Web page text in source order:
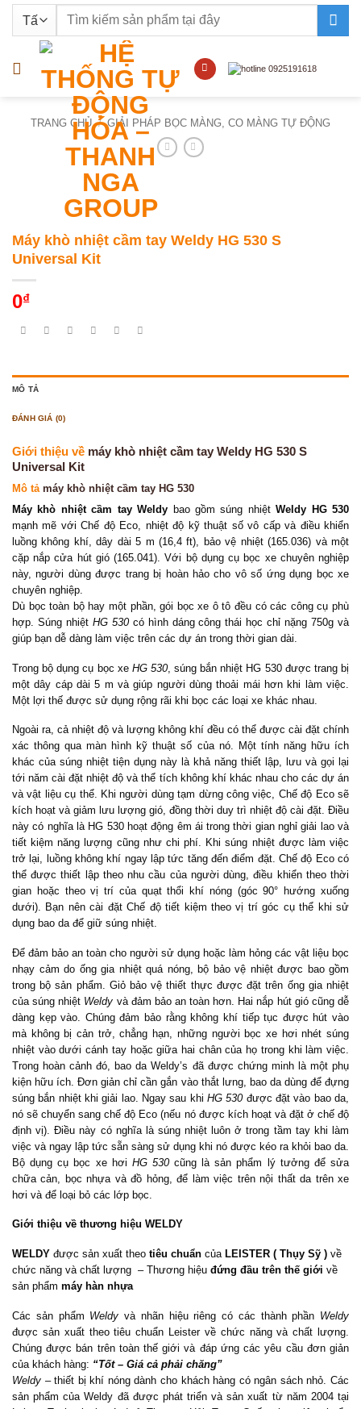
nội
Tìm
TRANG CHỦ / GIẢI PHÁP BỌC MÀNG, CO MÀNG TỰ ĐỘNG
Máy khò nhiệt cầm tay Weldy HG 530 S
Universal Kit
0₫
MÔ TẢ
ĐÁNH GIÁ (0)
Giới thiệu về máy khò nhiệt cầm tay Weldy HG 530 S
Universal Kit
Mô tả máy khò nhiệt cầm tay HG 530
Máy khò nhiệt cầm tay Weldy bao gồm súng nhiệtWeldy HG 530
mạnh mẽ với Chế độ Eco, nhiệt độ kỹ thuật số vô cấp và điều khiển
luồng không khí, dây dài 5 m (16,4 ft), bảo vệ nhiệt (165.036) và một
cặp nắp cửa hút gió (165.041). Với bộ dụng cụ bọc xe chuyên nghiệp
này, người dùng được trang bị hoàn hảo cho vô số ứng dụng bọc xe
chuyên nghiệp.
Dù bọc toàn bộ hay một phần, gói bọc xe ô tô đều có các công cụ phù
hợp. Súng nhiệt HG 530có hình dáng công thái học chỉ nặng 750g và
giúp bạn dễ dàng làm việc trên các dự án trong thời gian dài.
Trong bộ dụng cụ bọc xe HG 530, súng bắn nhiệt HG 530 được trang bị
một dây cáp dài 5 m và giúp người dùng thoải mái hơn khi làm việc.
Một lợi thế được sử dụng rộng rãi khi bọc các loại xe khác nhau.
Ngoài ra, cả nhiệt độ và lượng không khí đều có thể được cài đặt chính
xác thông qua màn hình kỹ thuật số của nó. Một tính năng hữu ích
khác của súng nhiệt tiện dụng này là khả năng thiết lập, lưu và gọi lại
tới năm cài đặt nhiệt độ và thể tích không khí khác nhau cho các dự án
và vật liệu cụ thể. Khi người dùng tạm dừng công việc, Chế độ Eco sẽ
kích hoạt và giảm lưu lượng gió, đồng thời duy trì nhiệt độ cài đặt. Điều
này có nghĩa là HG 530 hoạt động êm ái trong thời gian nghỉ giải lao và
tiết kiệm năng lượng cũng như chi phí. Khi súng nhiệt được làm việc
trở lại, luồng không khí ngay lập tức tăng đến điểm đặt. Chế độ Eco có
thể được thiết lập theo nhu cầu của người dùng, điều khiển theo thời
gian hoặc theo vị trí của quạt thổi khí nóng (góc 90° hướng xuống
dưới). Bạn nên cài đặt Chế độ tiết kiệm theo vị trí góc cụ thể khi sử
dụng bao da để giữ súng nhiệt.
Để đảm bảo an toàn cho người sử dụng hoặc làm hỏng các vật liệu bọc
nhạy cảm do ống gia nhiệt quá nóng, bộ bảo vệ nhiệt được bao gồm
trong bộ sản phẩm. Giỏ bảo vệ thiết thực được đặt trên ống gia nhiệt
của súng nhiệt Weldy và đảm bảo an toàn hơn. Hai nắp hút gió cũng dễ
dàng kẹp vào. Chúng đảm bảo rằng không khí tiếp tục được hút vào
mà không bị cản trở, chẳng hạn, những người bọc xe hơi nhét súng
nhiệt vào dưới cánh tay hoặc giữa hai chân của họ trong khi làm việc.
Trong hoàn cảnh đó, bao da Weldy’s đã được chứng minh là một phụ
kiện hữu ích. Đơn giản chỉ cần gắn vào thắt lưng, bao da dùng để đựng
súng bắn nhiệt khi giải lao. Ngay sau khi HG 530được đặt vào bao da,
nó sẽ chuyển sang chế độ Eco (nếu nó được kích hoạt và đặt ở chế độ
định vị). Điều này có nghĩa là súng nhiệt luôn ở trong tầm tay khi làm
việc và ngay lập tức sẵn sàng sử dụng khi nó được kéo ra khỏi bao da.
Bộ dụng cụ bọc xe hơi HG 530cũng là sản phẩm lý tưởng để sửa
chữa cản, bọc nhựa và đồ hỏng, để làm việc trên nội thất da trên xe
hơi và để loại bỏ các lớp bọc.
Giới thiệu về thương hiệu WELDY
WELDY được sản xuất theo tiêu chuẩn của LEISTER ( Thụy Sỹ ) về
chức năng và chất lượng – Thương hiệu đứng đầu trên thế giới về
sản phẩm máy hàn nhựa
Các sản phẩm Weldy và nhãn hiệu riêng có các thành phần Weldy
được sản xuất theo tiêu chuẩn Leister về chức năng và chất lượng.
Chúng được bán trên toàn thế giới và đáp ứng các yêu cầu đơn giản
của khách hàng: “Tốt – Giá cả phải chăng”
Weldy – thiết bị khí nóng dành cho khách hàng có ngân sách nhỏ. Các
sản phẩm của Weldy đã được phát triển và sản xuất từ ​​năm 2004 tại